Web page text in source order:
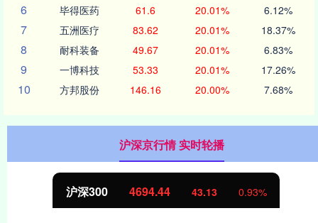
6 毕得医药 61.6 20.01% 6.12%
7 五洲医疗 83.62 20.01% 18.37%
8 耐科装备 49.67 20.01% 6.83%
9 一博科技 53.33 20.01% 17.26%
10 方邦股份 146.16 20.00% 7.68%
沪深京行情 实时轮播
北证50 1134.24 11.37 1.01%